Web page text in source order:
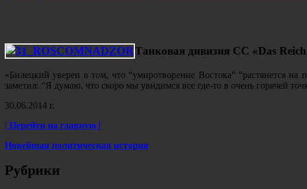
Танковая дивизия СС «Das
«Билецкий уверен в том, что “умиротворение Востока” “растянется на
заметил: “Я думаю, что скоро мы увидимся все где-то в очень горячей
30.06.2014 г.
| Перейти на главную |
Новейшая политическая история
Рубрики